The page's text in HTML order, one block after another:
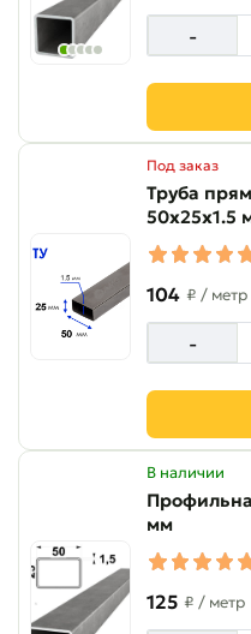
-
Под заказ
Труба
50х25х1.5
104 ₽ / метр
-
В наличии
мм
125 ₽ / метр